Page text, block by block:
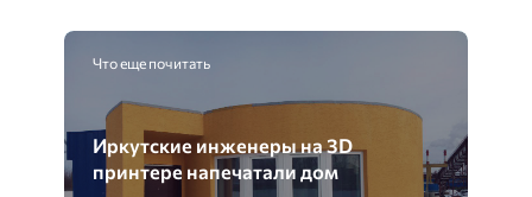
Что еще почитать
Иркутские инженеры на 3D
принтере напечатали дом